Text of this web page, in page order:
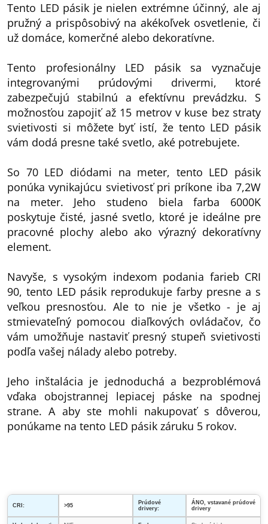
Tento LED pásik je nielen extrémne účinný, ale aj
pružný a prispôsobivý na akékoľvek osvetlenie, či
už domáce, komerčné alebo dekoratívne.
Tento profesionálny LED pásik sa vyznačuje
integrovanými prúdovými drivermi, ktoré
zabezpečujú stabilnú a efektívnu prevádzku. S
možnosťou zapojiť až 15 metrov v kuse bez straty
svietivosti si môžete byť istí, že tento LED pásik
vám dodá presne také svetlo, aké potrebujete.
So 70 LED diódami na meter, tento LED pásik
ponúka vynikajúcu svietivosť pri príkone iba 7,2W
na meter. Jeho studeno biela farba 6000K
poskytuje čisté, jasné svetlo, ktoré je ideálne pre
pracovné plochy alebo ako výrazný dekoratívny
element.
Navyše, s vysokým indexom podania farieb CRI
90, tento LED pásik reprodukuje farby presne a s
veľkou presnosťou. Ale to nie je všetko - je aj
stmievateľný pomocou diaľkových ovládačov, čo
vám umožňuje nastaviť presný stupeň svietivosti
podľa vašej nálady alebo potreby.
Jeho inštalácia je jednoduchá a bezproblémová
vďaka obojstrannej lepiacej páske na spodnej
strane. A aby ste mohli nakupovať s dôverou,
ponúkame na tento LED pásik záruku 5 rokov.
CRI: >95
Prúdové
drivery:
ÁNO, vstavané prúdové
drivery